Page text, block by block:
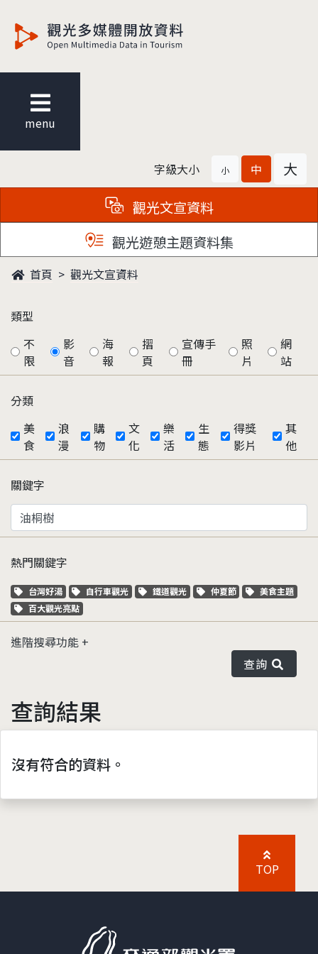
menu
字級大小 小 中 大
觀光文宣資料
觀光遊憩主題資料集
首頁 觀光文宣資料
類型
不
限
影
音
海
報
摺
頁
宣傳手
冊
照
片
網
站
分類
美
食
浪
漫
購
物
文
化
樂
活
生
態
得獎
影片
其
他
關鍵字
熱門關鍵字
關鍵字標籤
台灣好湯 關鍵字標籤
自行車觀光 關鍵字標籤
鐵道觀光 關鍵字標籤
仲夏節 關鍵字標籤
美食主題
關鍵字標籤
百大觀光亮點
進階搜尋功能
查詢
查詢結果
沒有符合的資料。
TOP